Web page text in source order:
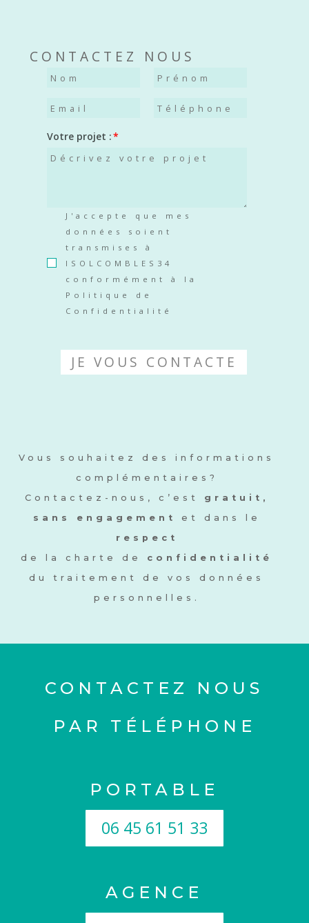
CONTACTEZ NOUS
Votre projet :
J'accepte que mes
données soient
transmises à
ISOLCOMBLES34
conformément à la
Politique de
Confidentialité
JE VOUS CONTACTE
Vous souhaitez des informations
complémentaires?
Contactez-nous, c’est gratuit,
sans engagement
et dans le
respect
de la charte de confidentialité
du traitement de vos données
personnelles.
CONTACTEZ NOUS
PAR TÉLÉPHONE
PORTABLE
06 45 61 51 33
AGENCE